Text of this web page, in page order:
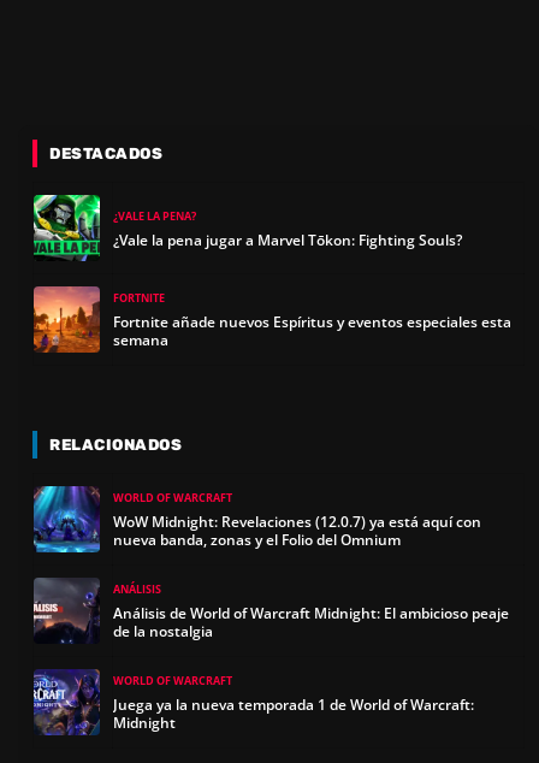
DESTACADOS
¿VALE LA PENA?
¿Vale la pena jugar a Marvel Tōkon: Fighting Souls?
FORTNITE
Fortnite añade nuevos Espíritus y eventos especiales esta
semana
RELACIONADOS
WORLD OF WARCRAFT
WoW Midnight: Revelaciones (12.0.7) ya está aquí con
nueva banda, zonas y el Folio del Omnium
ANÁLISIS
Análisis de World of Warcraft Midnight: El ambicioso peaje
de la nostalgia
WORLD OF WARCRAFT
Juega ya la nueva temporada 1 de World of Warcraft:
Midnight